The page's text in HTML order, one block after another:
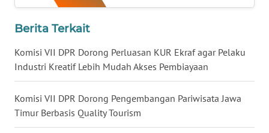
Berita Terkait
Komisi VII DPR Dorong Perluasan KUR Ekraf agar Pelaku
Industri Kreatif Lebih Mudah Akses Pembiayaan
Komisi VII DPR Dorong Pengembangan Pariwisata Jawa
Timur Berbasis Quality Tourism
WN
WN
GORONTALO
WN
SULUT